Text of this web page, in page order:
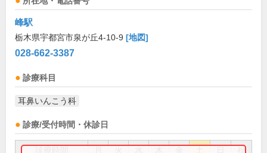
峰駅
栃木県宇都宮市泉が丘4-10-9 [地図]
028-662-3387
診療科目
耳鼻いんこう科
診療/受付時間・休診日
祝